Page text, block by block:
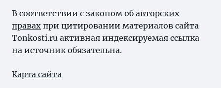
В соответствии с законом об авторских
правах при цитировании материалов сайта
Tonkosti.ru активная индексируемая ссылка
на источник обязательна.
Карта сайта